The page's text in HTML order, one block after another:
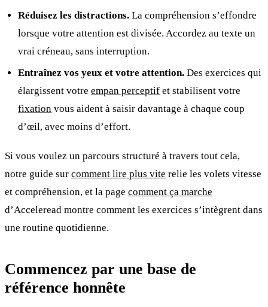
Réduisez les distractions. La compréhension s’effondre
lorsque votre attention est divisée. Accordez au texte un
vrai créneau, sans interruption.
Entraînez vos yeux et votre attention. Des exercices qui
élargissent votreempan perceptif et stabilisent votre
fixation vous aident à saisir davantage à chaque coup
d’œil, avec moins d’effort.
Si vous voulez un parcours structuré à travers tout cela,
notre guide sur comment lire plus vite relie les volets vitesse
et compréhension, et la page comment ça marche
d’Acceleread montre comment les exercices s’intègrent dans
une routine quotidienne.
Commencez par une base de
référence honnête